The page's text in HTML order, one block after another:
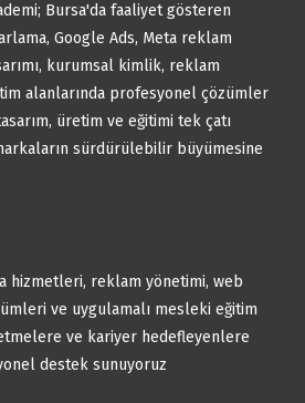
Bursa'da faaliyet gösteren
Google Ads, Meta reklam
kurumsal kimlik, reklam
alanlarında profesyonel çözümler
üretim ve eğitimi tek çatı
sürdürülebilir büyümesine